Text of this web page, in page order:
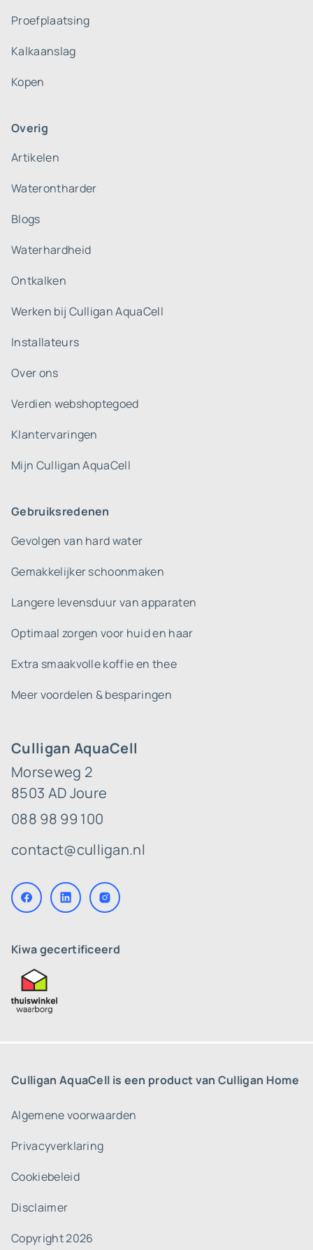
Culligan AquaCell
Morseweg 2
8503 AD Joure
088 98 99 100
contact@culligan.nl
Kiwa gecertificeerd
Proefplaatsing
Kalkaanslag
Kopen
Overig
Artikelen
Waterontharder
Blogs
Waterhardheid
Ontkalken
Werken bij Culligan AquaCell
Installateurs
Over ons
Verdien webshoptegoed
Klantervaringen
Mijn Culligan AquaCell
Gebruiksredenen
Gevolgen van hard water
Gemakkelijker schoonmaken
Langere levensduur van apparaten
Optimaal zorgen voor huid en haar
Extra smaakvolle koffie en thee
Meer voordelen & besparingen
Culligan AquaCell is een product van Culligan Home
Algemene voorwaarden
Privacyverklaring
Cookiebeleid
Disclaimer
Copyright 2026